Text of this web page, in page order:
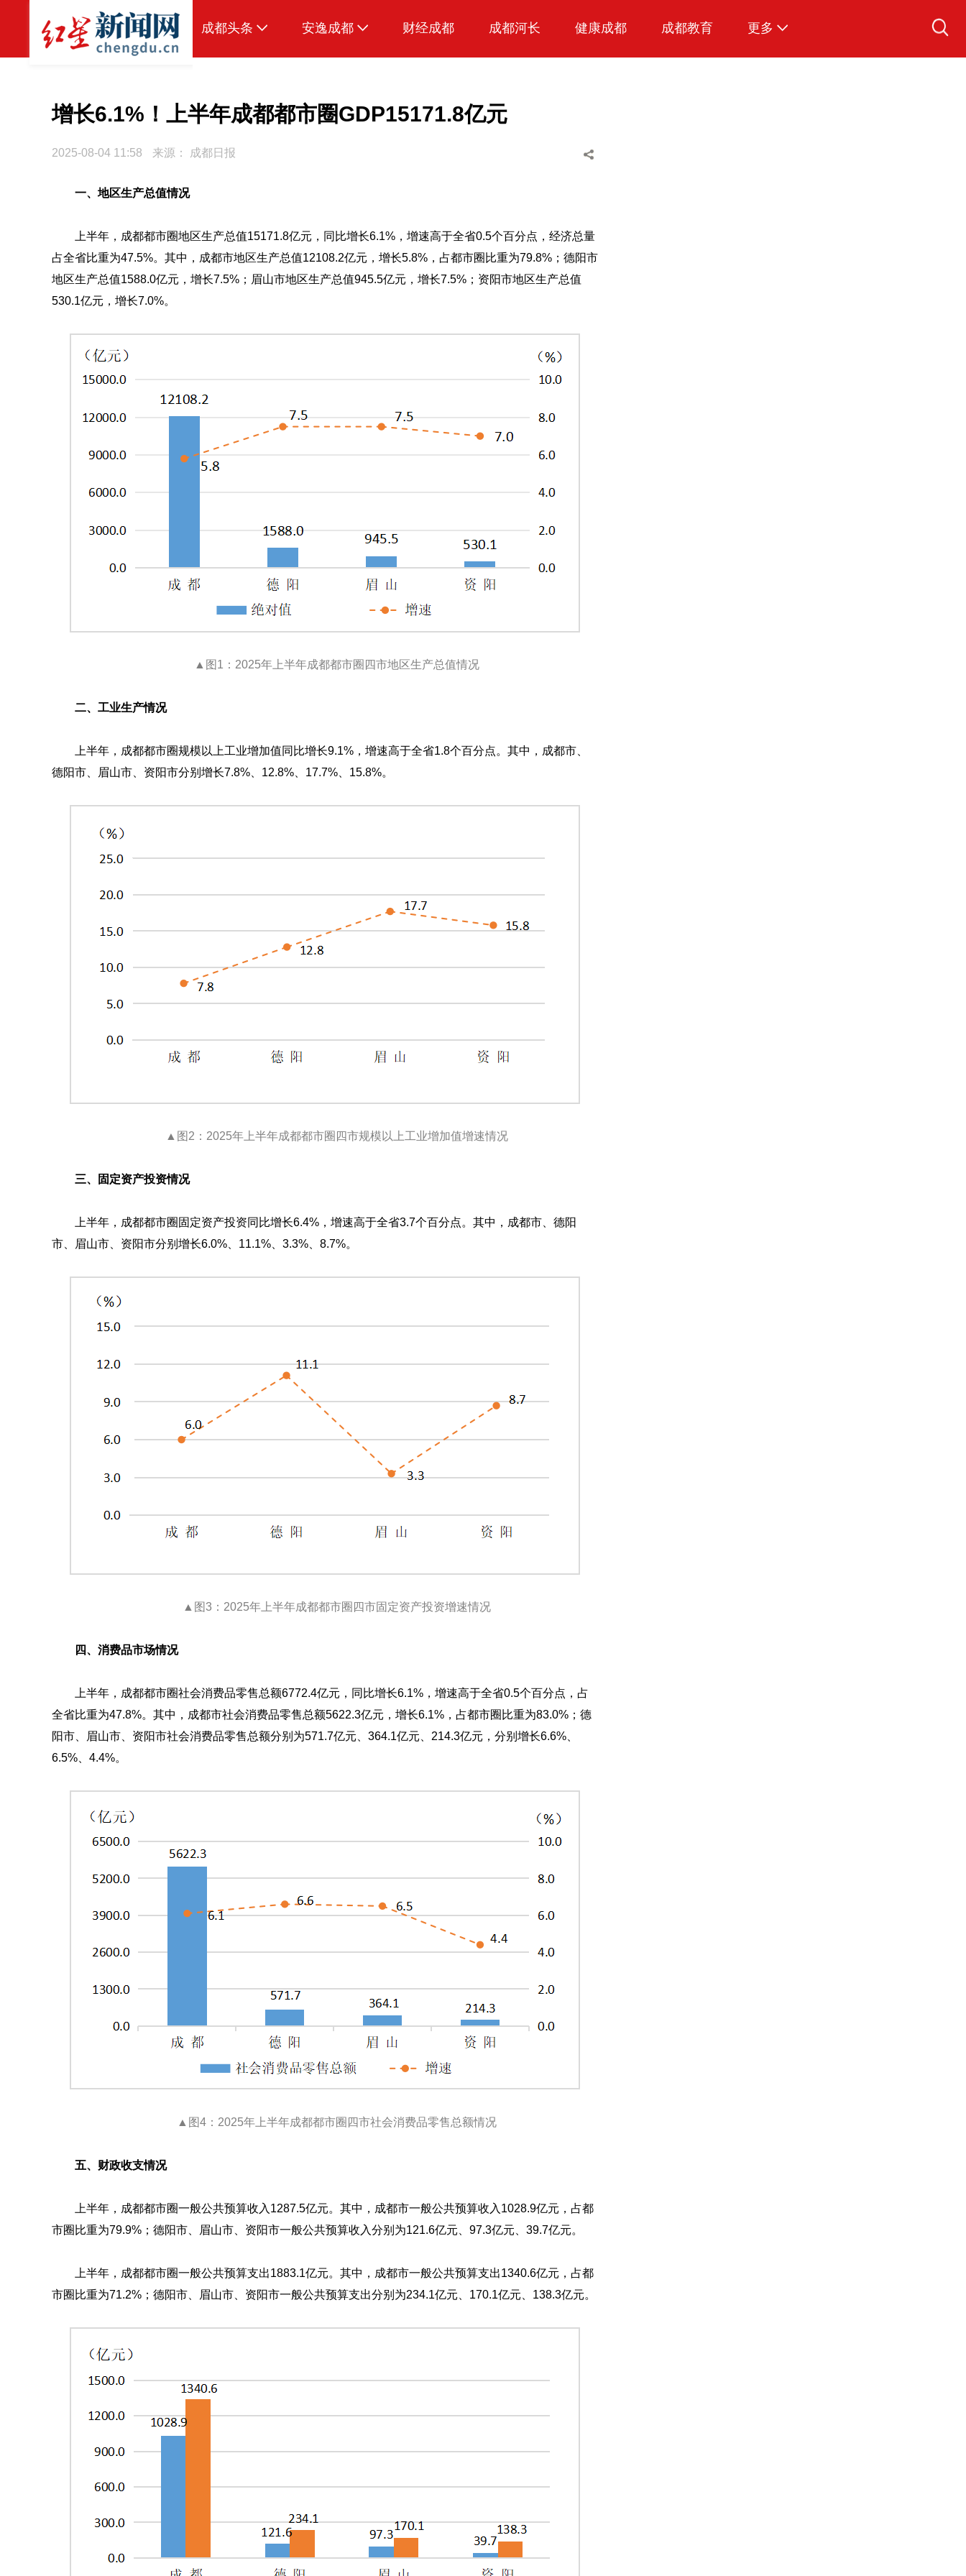
成都头条
本地
传真机
公示
安逸成都
美食
财经成都 成都河长 健康成都 成都教育 更多
增长6.1%！上半年成都都市圈GDP15171.8亿元
2025-08-04 11:58 来源： 成都日报
一、地区生产总值情况
上半年，成都都市圈地区生产总值15171.8亿元，同比增长6.1%，增速高于全省0.5个百分点，经济总量
占全省比重为47.5%。 其中，成都市地区生产总值12108.2亿元，增长5.8%，占都市圈比重为79.8%；德阳市
地区生产总值1588.0亿元，增长7.5%；眉山市地区生产总值945.5亿元，增长7.5%；资阳市地区生产总值
530.1亿元，增长7.0%。
▲图1：2025年上半年成都都市圈四市地区生产总值情况
二、工业生产情况
上半年，成都都市圈规模以上工业增加值同比增长9.1%，增速高于全省1.8个百分点。其中，成都市、
德阳市、眉山市、资阳市分别增长7.8%、12.8%、17.7%、15.8%。
▲图2：2025年上半年成都都市圈四市规模以上工业增加值增速情况
三、固定资产投资情况
上半年，成都都市圈固定资产投资同比增长6.4%，增速高于全省3.7个百分点。其中，成都市、德阳
市、眉山市、资阳市分别增长6.0%、11.1%、3.3%、8.7%。
▲图3：2025年上半年成都都市圈四市固定资产投资增速情况
四、消费品市场情况
上半年，成都都市圈社会消费品零售总额6772.4亿元，同比增长6.1%，增速高于全省0.5个百分点，占
全省比重为47.8%。其中，成都市社会消费品零售总额5622.3亿元，增长6.1%，占都市圈比重为83.0%；德
阳市、眉山市、资阳市社会消费品零售总额分别为571.7亿元、364.1亿元、214.3亿元，分别增长6.6%、
6.5%、4.4%。
▲图4：2025年上半年成都都市圈四市社会消费品零售总额情况
五、财政收支情况
上半年，成都都市圈一般公共预算收入1287.5亿元。其中，成都市一般公共预算收入1028.9亿元，占都
市圈比重为79.9%；德阳市、眉山市、资阳市一般公共预算收入分别为121.6亿元、97.3亿元、39.7亿元。
上半年，成都都市圈一般公共预算支出1883.1亿元。其中，成都市一般公共预算支出1340.6亿元，占都
市圈比重为71.2%；德阳市、眉山市、资阳市一般公共预算支出分别为234.1亿元、170.1亿元、138.3亿元。